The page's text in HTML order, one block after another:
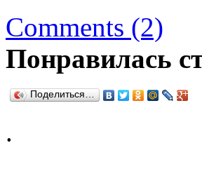
Comments (2)
Понравилась
Поделиться…
.